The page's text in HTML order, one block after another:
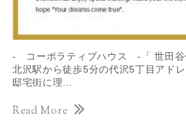
- コーポラティブハウス -「 世田谷
北沢駅から徒歩5分の代沢5丁目アド
邸宅街に理…
Read More